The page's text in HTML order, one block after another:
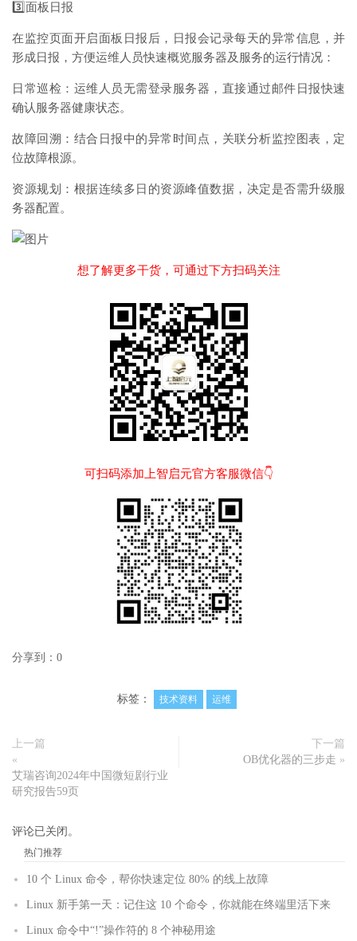
3️⃣面板日报
在监控页面开启面板日报后，日报会记录每天的异常信息，并
形成日报，方便运维人员快速概览服务器及服务的运行情况：
日常巡检：运维人员无需登录服务器，直接通过邮件日报快速
确认服务器健康状态。
故障回溯：结合日报中的异常时间点，关联分析监控图表，定
位故障根源。
资源规划：根据连续多日的资源峰值数据，决定是否需升级服
务器配置。
想了解更多干货，可通过下方扫码关注
可扫码添加上智启元官方客服微信👇
分享到： 0
标签： 技术资料 运维
上一篇
«
艾瑞咨询2024年中国微短剧行业
研究报告59页
下一篇
OB优化器的三步走 »
评论已关闭。
热门推荐
10 个 Linux 命令，帮你快速定位 80% 的线上故障
Linux 新手第一天：记住这 10 个命令，你就能在终端里活下来
Linux 命令中“!”操作符的 8 个神秘用途